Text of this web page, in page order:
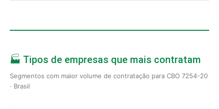
🏭 Tipos de empresas que mais contratam
Segmentos com maior volume de contratação para CBO 7254-20
· Brasil